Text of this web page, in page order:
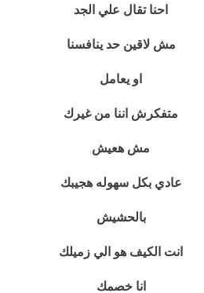
احنا تقال علي الجد
مش لاقين حد ينافسنا
او يعامل
متفكرش اننا من غيرك
مش هعيش
عادي بكل سهوله هجيبك
بالحشيش
انت الكيف هو الي زميلك
انا خصمك